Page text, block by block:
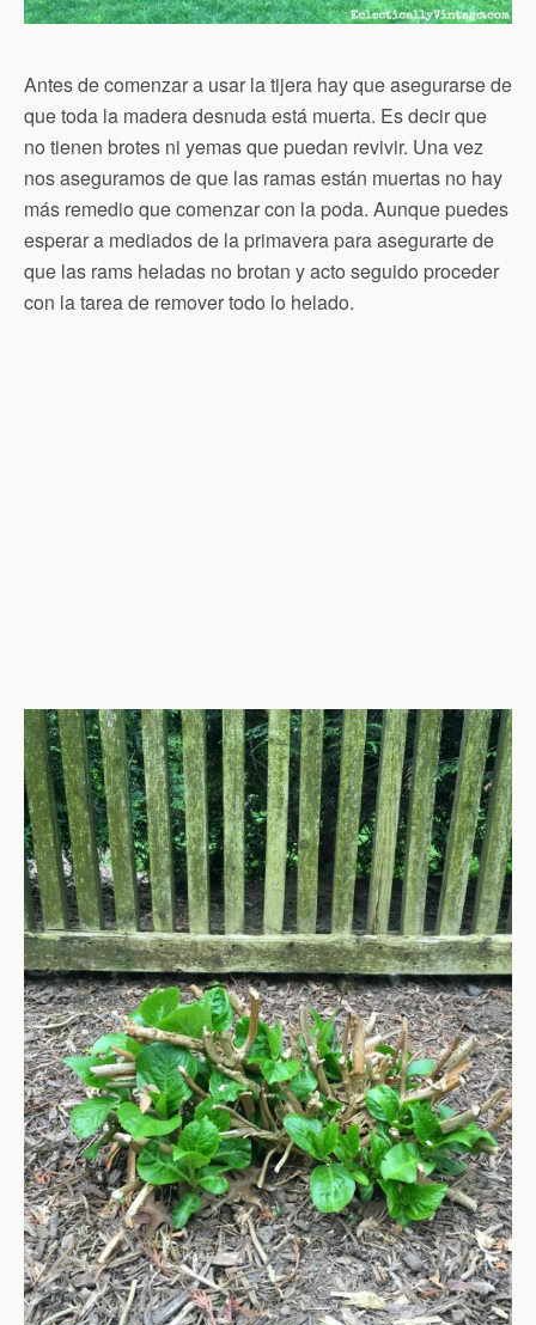
Antes de comenzar a usar la tijera hay que asegurarse de
que toda la madera desnuda está muerta. Es decir que
no tienen brotes ni yemas que puedan revivir. Una vez
nos aseguramos de que las ramas están muertas no hay
más remedio que comenzar con la poda. Aunque puedes
esperar a mediados de la primavera para asegurarte de
que las rams heladas no brotan y acto seguido proceder
con la tarea de remover todo lo helado.